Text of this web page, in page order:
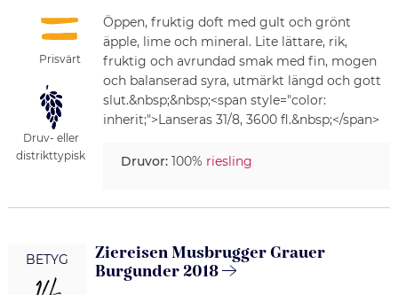
Prisvärt
Druv- eller
distrikttypisk
Öppen, fruktig doft med gult och grönt
äpple, lime och mineral. Lite lättare, rik,
fruktig och avrundad smak med fin, mogen
och balanserad syra, utmärkt längd och gott
slut.&nbsp;&nbsp;<span style="color:
inherit;">Lanseras 31/8, 3600 fl.&nbsp;</span>
Druvor:100% riesling
BETYG
Ziereisen Musbrugger Grauer
Burgunder 2018